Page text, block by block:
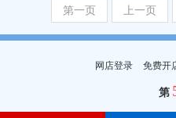
第一页 上一页
网店登录 免费开
第